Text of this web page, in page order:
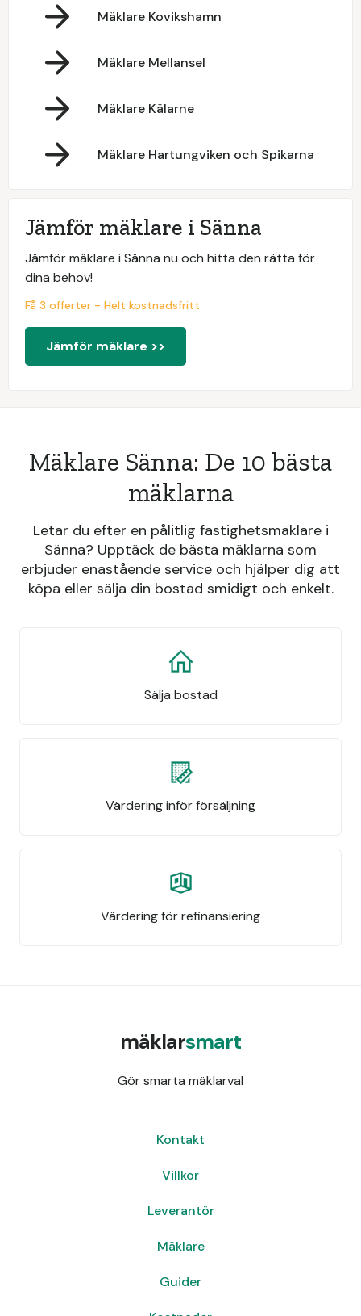
Mäklare Kovikshamn
Mäklare Mellansel
Mäklare Kälarne
Mäklare Hartungviken och Spikarna
Jämför mäklare i Sänna
Jämför mäklare i Sänna nu och hitta den rätta för
dina behov!
Få 3 offerter - Helt kostnadsfritt
Jämför mäklare >>
Mäklare Sänna: De 10 bästa
mäklarna
Letar du efter en pålitlig fastighetsmäklare i
Sänna? Upptäck de bästa mäklarna som
erbjuder enastående service och hjälper dig att
köpa eller sälja din bostad smidigt och enkelt.
Sälja bostad
Värdering inför försäljning
Värdering för refinansiering
mäklarsmart
Gör smarta mäklarval
Kontakt
Villkor
Leverantör
Mäklare
Guider